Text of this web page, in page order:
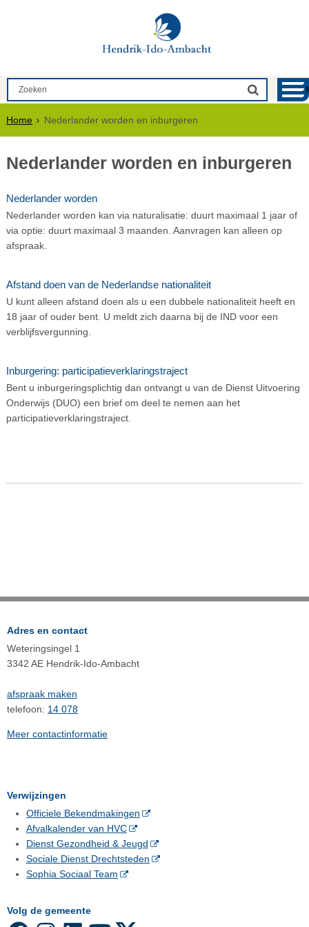
Home Nederlander worden en inburgeren
Nederlander worden en inburgeren
Nederlander worden
Nederlander worden kan via na­tu­ra­li­sa­tie: duurt maximaal 1 jaar of
via op­tie: duurt maximaal 3 maanden. Aanvragen kan alleen op
afspraak.
Afstand doen van de Nederlandse nationaliteit
U kunt alleen afstand doen als u een dubbele nationaliteit heeft en
18 jaar of ouder bent. U meldt zich daarna bij de IND voor een
verblijfsvergunning.
Inburgering: participatieverklaringstraject
Bent u inburgeringsplichtig dan ontvangt u van de Dienst Uitvoering
Onderwijs (DUO) een brief om deel te nemen aan het
participatieverklaringstraject.
Adres en contact
Weteringsingel 1
3342 AE Hendrik-Ido-Ambacht
afspraak maken
telefoon: 14 078
Meer contactinformatie
Verwijzingen
Officiele Bekendmakingen
Afvalkalender van HVC
Dienst Gezondheid & Jeugd
Sociale Dienst Drechtsteden
Sophia Sociaal Team
Volg de gemeente